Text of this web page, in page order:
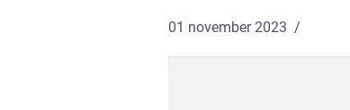
01 november 2023